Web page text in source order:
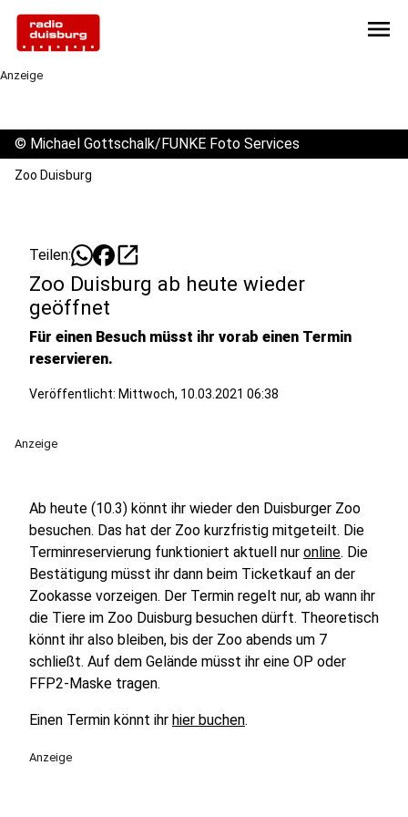
menu
Anzeige
© Michael Gottschalk/FUNKE Foto Services
Zoo Duisburg
Teilen: open_in_new
Zoo Duisburg ab heute wieder
geöffnet
Für einen Besuch müsst ihr vorab einen Termin
reservieren.
Veröffentlicht: Mittwoch, 10.03.2021 06:38
Anzeige
Ab heute (10.3) könnt ihr wieder den Duisburger Zoo
besuchen. Das hat der Zoo kurzfristig mitgeteilt. Die
Terminreservierung funktioniert aktuell nur online. Die
Bestätigung müsst ihr dann beim Ticketkauf an der
Zookasse vorzeigen. Der Termin regelt nur, ab wann ihr
die Tiere im Zoo Duisburg besuchen dürft. Theoretisch
könnt ihr also bleiben, bis der Zoo abends um 7
schließt. Auf dem Gelände müsst ihr eine OP oder
FFP2-Maske tragen.
Einen Termin könnt ihr hier buchen.
Anzeige